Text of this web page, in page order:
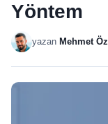
Yöntem
yazan Mehmet Öz